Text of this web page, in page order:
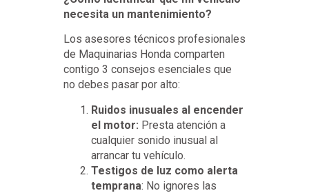
necesita un mantenimiento?
Los asesores técnicos profesionales
de Maquinarias Honda comparten
contigo 3 consejos esenciales que
no debes pasar por alto:
Ruidos inusuales al encender
el motor: Presta atención a
cualquier sonido inusual al
arrancar tu vehículo.
Testigos de luz como alerta
temprana: No ignores las